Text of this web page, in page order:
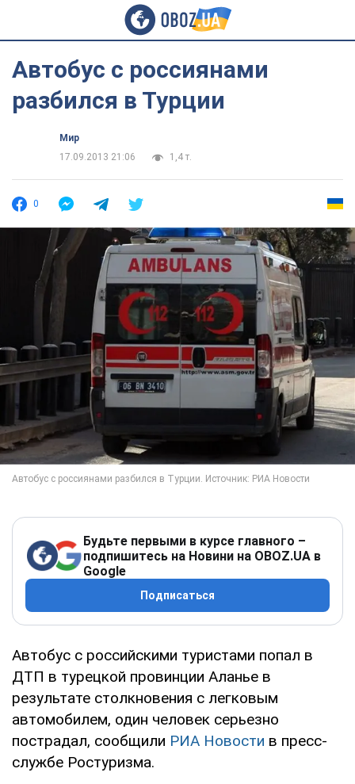
Автобус с россиянами
разбился в Турции
Мир
17.09.2013 21:06
1,4 т.
0
Будьте первыми в курсе главного –
подпишитесь на Новини на OBOZ.UA в
Google
Подписаться
Автобус с российскими туристами попал в
ДТП в турецкой провинции Аланье в
результате столкновения с легковым
автомобилем, один человек серьезно
пострадал, сообщили РИА Новости в пресс-
службе Ростуризма.